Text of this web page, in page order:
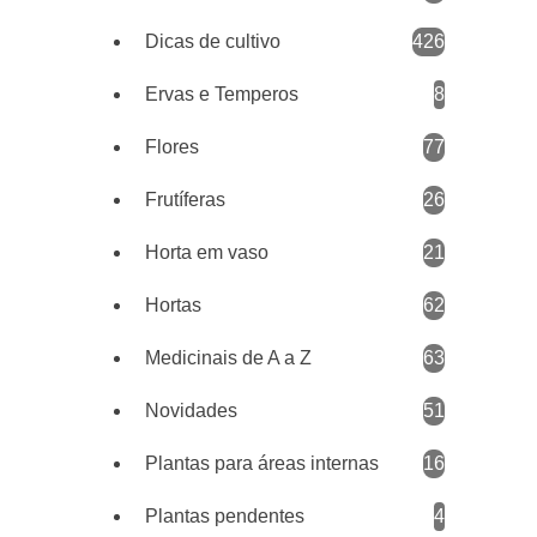
Dicas de cultivo 426
Ervas e Temperos 8
Flores 77
Frutíferas 26
Horta em vaso 21
Hortas 62
Medicinais de A a Z 63
Novidades 51
Plantas para áreas internas 16
Plantas pendentes 4